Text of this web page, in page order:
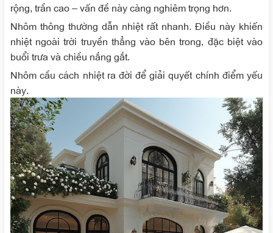
rộng, trần cao – vấn đề này càng nghiêm trọng hơn.
Nhôm thông thường dẫn nhiệt rất nhanh. Điều này khiến
nhiệt ngoài trời truyền thẳng vào bên trong, đặc biệt vào
buổi trưa và chiều nắng gắt.
Nhôm cầu cách nhiệt ra đời để giải quyết chính điểm yếu
này.